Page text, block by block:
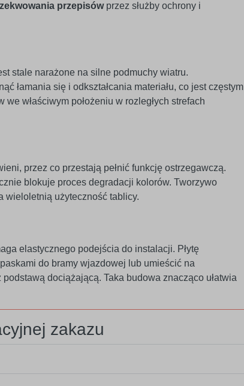
przepisówprzez służby ochrony i
stale narażone na silne podmuchy wiatru.
łamania się i odkształcania materiału, co jest częstym
właściwym położeniu w rozległych strefach
przez co przestają pełnić funkcję ostrzegawczą.
blokuje proces degradacji kolorów. Tworzywo
wieloletnią użyteczność tablicy.
elastycznego podejścia do instalacji. Płytę
do bramy wjazdowej lub umieścić na
dociążającą. Taka budowa znacząco ułatwia
zakazu